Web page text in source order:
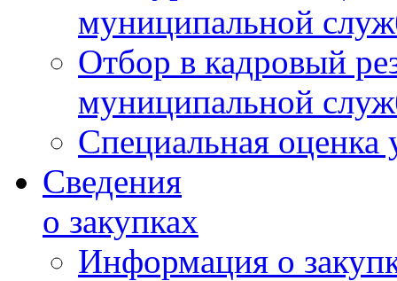
муниципальной
Отбор в кадровый
муниципальной
Специальная оценка
Сведения
о закупках
Информация о